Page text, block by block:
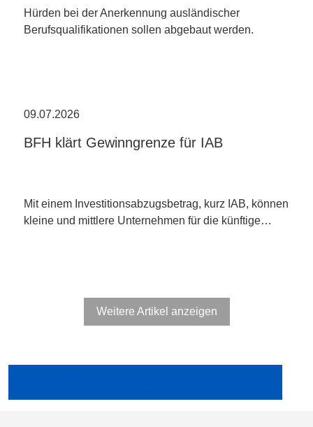
Hürden bei der Anerkennung ausländischer
Berufsqualifikationen sollen abgebaut werden.
09.07.2026
BFH klärt Gewinngrenze für IAB
Mit einem Investitionsabzugsbetrag, kurz IAB, können
kleine und mittlere Unternehmen für die künftige…
Weitere Artikel anzeigen